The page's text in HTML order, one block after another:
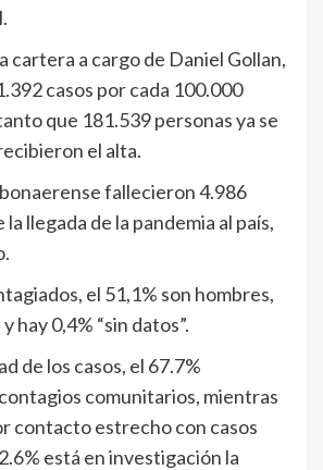
cartera a cargo de Daniel Gollan,
casos por cada 100.000
que 181.539 personas ya se
el alta.
fallecieron 4.986
llegada de la pandemia al país,
el 51,1% son hombres,
hay 0,4% “sin datos”.
de los casos, el 67.7%
comunitarios, mientras
contacto estrecho con casos
está en investigación la